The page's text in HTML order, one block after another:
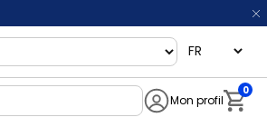
language
Mon profil
0